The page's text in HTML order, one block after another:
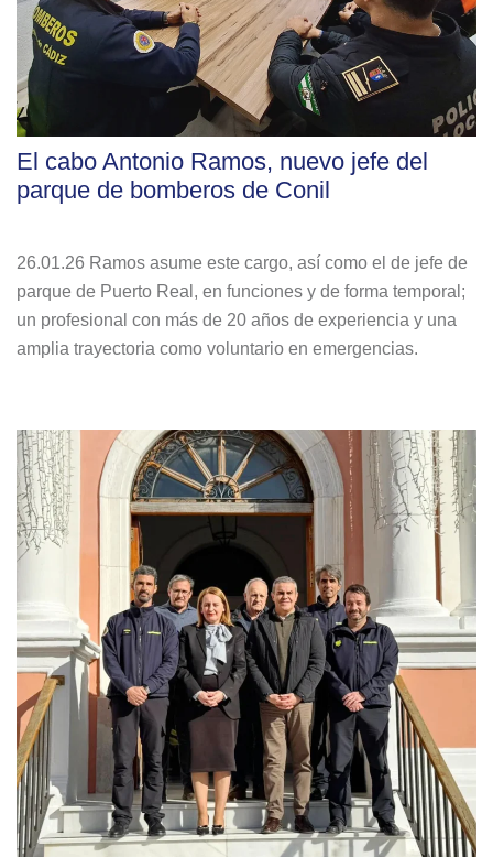
El cabo Antonio Ramos, nuevo jefe del
parque de bomberos de Conil
26.01.26 Ramos asume este cargo, así como el de jefe de
parque de Puerto Real, en funciones y de forma temporal;
un profesional con más de 20 años de experiencia y una
amplia trayectoria como voluntario en emergencias.